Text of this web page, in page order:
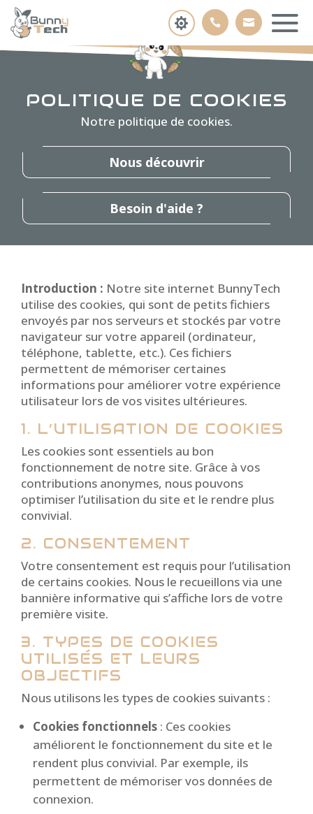
POLITIQUE DE COOKIES
Notre politique de cookies.
Nous découvrir
Besoin d'aide ?
Introduction : Notre site internet BunnyTech
utilise des cookies, qui sont de petits fichiers
envoyés par nos serveurs et stockés par votre
navigateur sur votre appareil (ordinateur,
téléphone, tablette, etc.). Ces fichiers
permettent de mémoriser certaines
informations pour améliorer votre expérience
utilisateur lors de vos visites ultérieures.
1. L’UTILISATION DE COOKIES
Les cookies sont essentiels au bon
fonctionnement de notre site. Grâce à vos
contributions anonymes, nous pouvons
optimiser l’utilisation du site et le rendre plus
convivial.
2. CONSENTEMENT
Votre consentement est requis pour l’utilisation
de certains cookies. Nous le recueillons via une
bannière informative qui s’affiche lors de votre
première visite.
3. TYPES DE COOKIES
UTILISÉS ET LEURS
OBJECTIFS
Nous utilisons les types de cookies suivants :
Cookies fonctionnels : Ces cookies
améliorent le fonctionnement du site et le
rendent plus convivial. Par exemple, ils
permettent de mémoriser vos données de
connexion.